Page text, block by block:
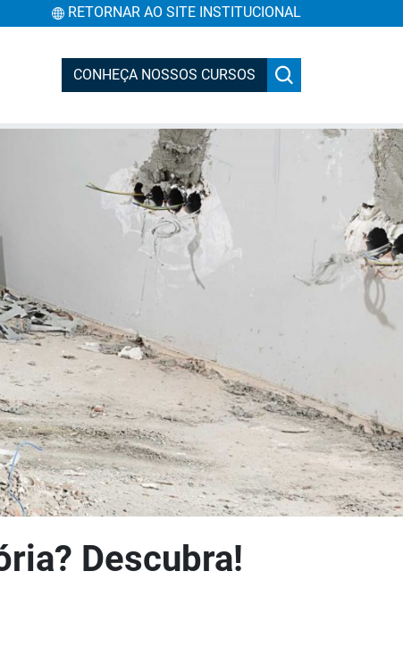
RETORNAR AO SITE INSTITUCIONAL
CONHEÇA NOSSOS CURSOS
Descubra!